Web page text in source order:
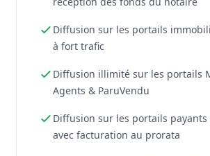
Diffusion sur les portails
à fort trafic
Diffusion illimité sur les portails
Agents & ParuVendu
Diffusion sur les portails payants
avec facturation au prorata